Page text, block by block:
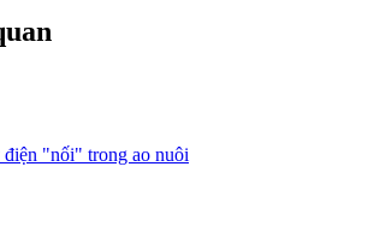
"nối" trong ao nuôi